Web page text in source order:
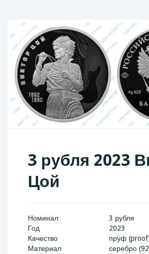
3 рубля 2023
Цой
Номинал
3 рубля
Год
2023
Качество
пруф
Материал
серебро